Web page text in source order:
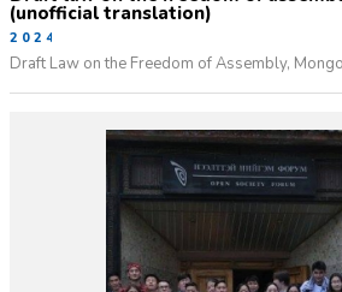
(unofficial translation)
2024-11-20
Draft Law on the Freedom of Assembly,